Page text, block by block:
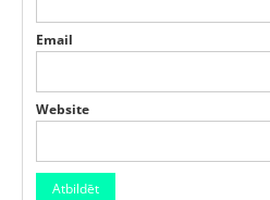
Email
Website